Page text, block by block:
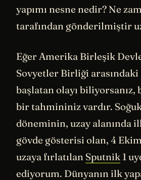
yapımı nesne nedir? Ne
tarafından gönderilmiştir
Eğer Amerika Birleşik
Sovyetler Birliği arasındaki
başlatan olayı
bir tahmininiz vardır.
döneminin, uzay alanında
gövde gösterisi olan, 4 Ekim
uzaya fırlatılan Sputnik 1
ediyorum. Dünyanın ilk